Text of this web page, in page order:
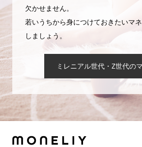
欠かせません。
若いうちから身につけておきたいマ
しましょう。
ミレニアル世代・Z世代の